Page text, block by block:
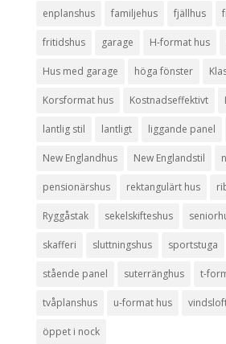
enplanshus familjehus fjällhus
fritidshus garage H-format hus
Hus med garage höga fönster
Korsformat hus Kostnadseffektivt
lantlig stil lantligt liggande panel
New Englandhus New Englandstil
pensionärshus rektangulärt hus
Ryggåstak sekelskifteshus
skafferi sluttningshus sportstuga
stående panel suterränghus t-
tvåplanshus u-format hus
öppet i nock